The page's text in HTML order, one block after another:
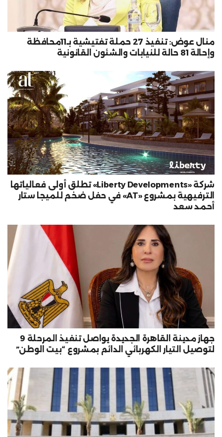
منال عوض: تنفيذ 27 حملة تفتيشية بـ11محافظة
وإحالة 81 حالة للنيابات والشئون القانونية
شركة «Liberty Developments» تطلق أولى فعالياتها
الترفيهية بمشروع «AT» في حفل ضخم للميجا ستار
أحمد سعد
جهاز مدينة القاهرة الجديدة يواصل تنفيذ المرحلة 9
لتوصيل التيار الكهربائي الدائم بمشروع “بيت الوطن”